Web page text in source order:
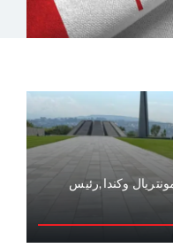
وكندا,رئيس